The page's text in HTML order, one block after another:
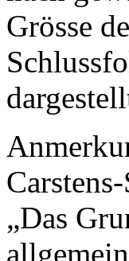
Grösse
„Das